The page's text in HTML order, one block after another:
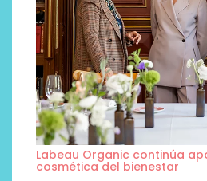
Labeau Organic continúa
cosmética del bienestar